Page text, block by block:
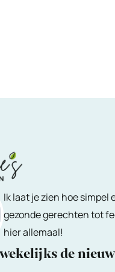
Ik laat je zien hoe simpel
gezonde gerechten tot
hier allemaal!
de